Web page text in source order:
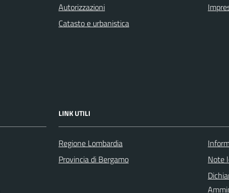
Autorizzazioni
Catasto e urbanistica
LINK UTILI
Regione Lombardia
Provincia di Bergamo
Note